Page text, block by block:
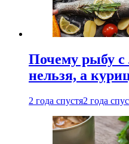
Почему рыбу с
нельзя, а
2 года спустя2 года